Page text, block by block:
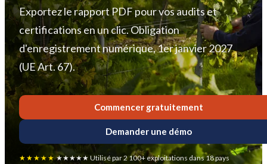
Exportez le rapport PDF pour vos audits et
certifications en un clic. Obligation
d'enregistrement numérique, 1er janvier 2027
(UE Art. 67).
Commencer gratuitement
Demander une démo
★★★★★★★★★★ Utilisé par 2 100+ exploitations dans 18 pays